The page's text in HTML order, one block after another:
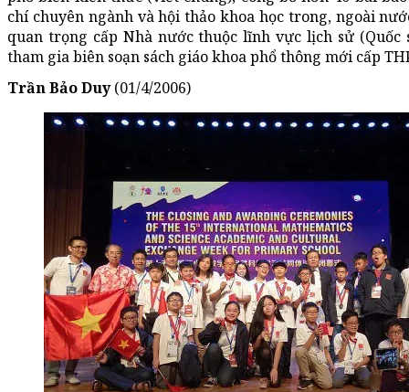
chí chuyên ngành và hội thảo khoa học trong, ngoài
quan trọng cấp Nhà nước thuộc lĩnh vực lịch sử (Quốc
tham gia biên soạn sách giáo khoa phổ thông mới cấp
Trần Bảo Duy(01/4/2006)